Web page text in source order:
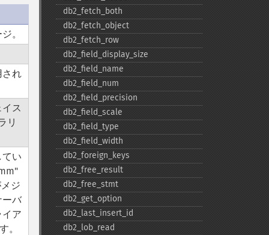
。
され
ス
リ
てい
ジ
バ
イア
。
db2_​fetch_​both
db2_​fetch_​object
db2_​fetch_​row
db2_​field_​display_​size
db2_​field_​name
db2_​field_​num
db2_​field_​precision
db2_​field_​scale
db2_​field_​type
db2_​field_​width
db2_​foreign_​keys
db2_​free_​result
db2_​free_​stmt
db2_​get_​option
db2_​last_​insert_​id
db2_​lob_​read